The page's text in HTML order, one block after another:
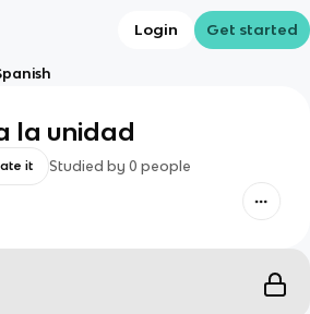
Login Get started
la unidad
it Studied by 0 people